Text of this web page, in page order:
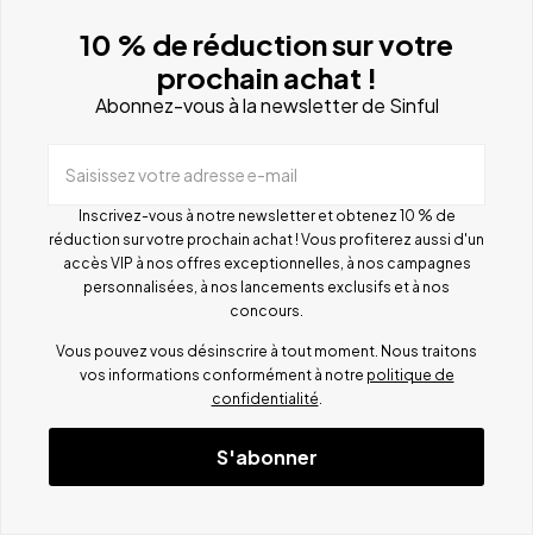
10 % de réduction sur votre
prochain achat !
Abonnez-vous à la newsletter de Sinful
Saisissez votre adresse e-mail
Inscrivez-vous à notre newsletter et obtenez 10 % de
réduction sur votre prochain achat ! Vous profiterez aussi d'un
accès VIP à nos offres exceptionnelles, à nos campagnes
personnalisées, à nos lancements exclusifs et à nos
concours.
Vous pouvez vous désinscrire à tout moment. Nous traitons
vos informations conformément à notre politique de
confidentialité
S'abonner